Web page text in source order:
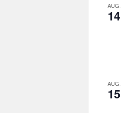
AUG.
14
AUG.
15